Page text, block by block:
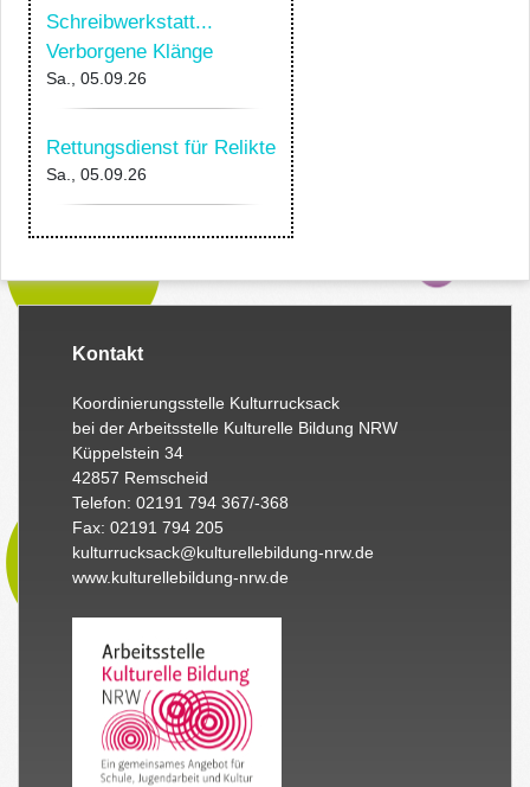
Schreibwerkstatt...
Verborgene Klänge
Sa., 05.09.26
Rettungsdienst für Relikte
Sa., 05.09.26
Kontakt
Koordinierungsstelle Kulturrucksack
bei der Arbeitsstelle Kulturelle Bildung NRW
Küppelstein 34
42857 Remscheid
Telefon: 02191 794 367/-368
Fax: 02191 794 205
kulturrucksack@kulturellebildung-nrw.de
www.kulturellebildung-nrw.de